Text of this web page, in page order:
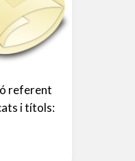
referent
i títols: